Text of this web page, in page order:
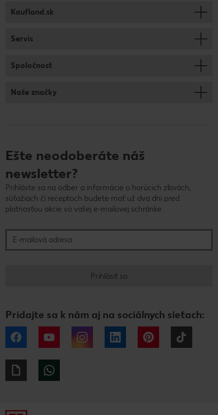
Kaufland.sk
Servis
Spoločnosť
Naše značky
Ešte neodoberáte náš
newsletter?
Prihláste sa na odber a informácie o horúcich zľavách,
súťažiach či receptoch budete mať už dva dni pred
platnosťou akcie vo vašej e-mailovej schránke.
Prihlásiť sa
Pridajte sa k nám aj na sociálnych sieťach:
Facebook YouTube Instagram LinkedIn Pinterest
Giphy